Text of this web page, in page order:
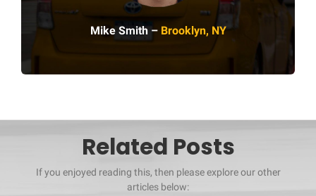
Mike Smith – Brooklyn, NY
Related Posts
If you enjoyed reading this, then please explore our other
articles below: